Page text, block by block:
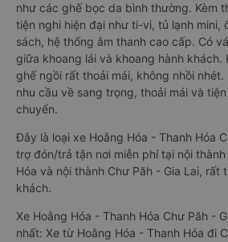
như các ghế bọc da bình thường. Kèm
tiện nghi hiện đại như ti-vi, tủ lạnh mini,
sách, hệ thống âm thanh cao cấp. Có
giữa khoang lái và khoang hành khách.
ghế ngồi rất thoải mái, không nhồi
nhu cầu về sang trọng, thoải mái và
chuyển.
Đây là loại xe Hoằng Hóa - Thanh Hóa
trợ đón/trả tận nơi miễn phí tại nội
Hóa và nội thành Chư Păh - Gia Lai, rất
khách.
Xe Hoằng Hóa - Thanh Hóa Chư Păh -
nhất: Xe từ Hoằng Hóa - Thanh Hóa đi